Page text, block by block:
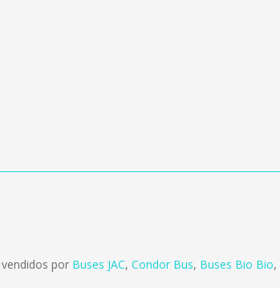
por Buses JAC, Condor Bus, Buses Bio Bio,